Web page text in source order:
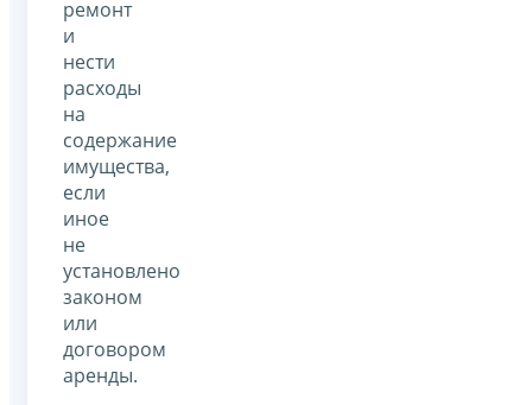
ремонт
и
нести
расходы
на
содержание
имущества,
если
иное
не
установлено
законом
или
договором
аренды.